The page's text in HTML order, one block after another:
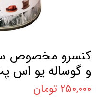
کنسرو مخصوص
و گوساله یو اس پت 800
۲۵۰,۰۰۰ تومان